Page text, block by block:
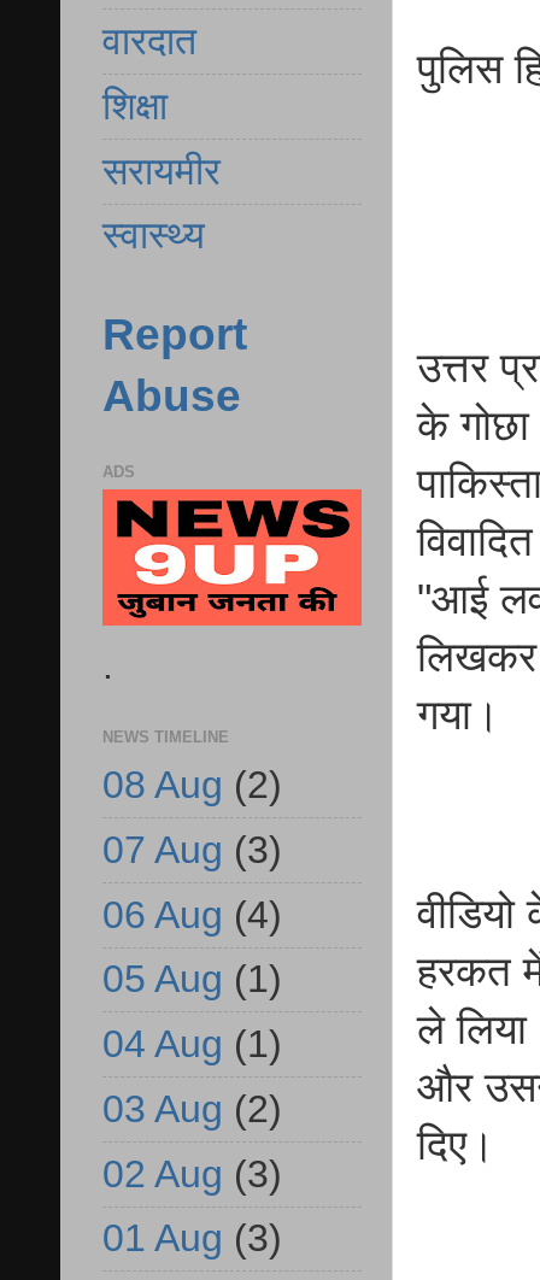
पुलिस
उत्तर
के
"आई लव
लिखकर
गया।
हरकत
ले
और
दिए।
वारदात
शिक्षा
सरायमीर
स्वास्थ्य
Report
Abuse
ADS
.
NEWS TIMELINE
08 Aug (2)
07 Aug (3)
06 Aug (4)
05 Aug (1)
04 Aug (1)
03 Aug (2)
02 Aug (3)
01 Aug (3)